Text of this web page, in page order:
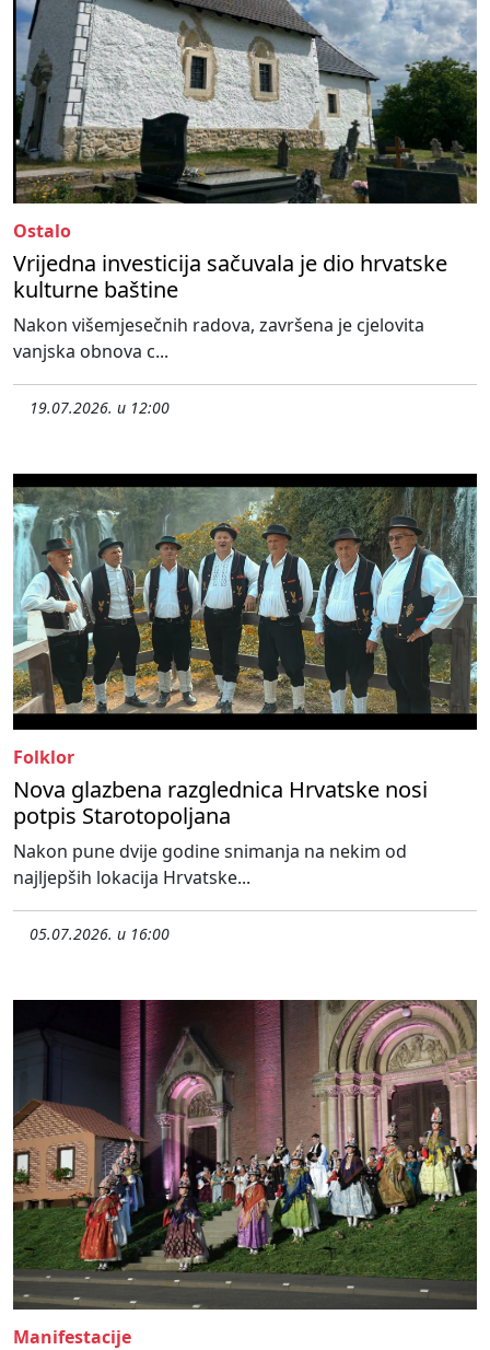
Ostalo
Vrijedna investicija sačuvala je dio hrvatske
kulturne baštine
Nakon višemjesečnih radova, završena je cjelovita
vanjska obnova c...
19.07.2026. u 12:00
Folklor
Nova glazbena razglednica Hrvatske nosi
potpis Starotopoljana
Nakon pune dvije godine snimanja na nekim od
najljepših lokacija Hrvatske...
05.07.2026. u 16:00
Manifestacije